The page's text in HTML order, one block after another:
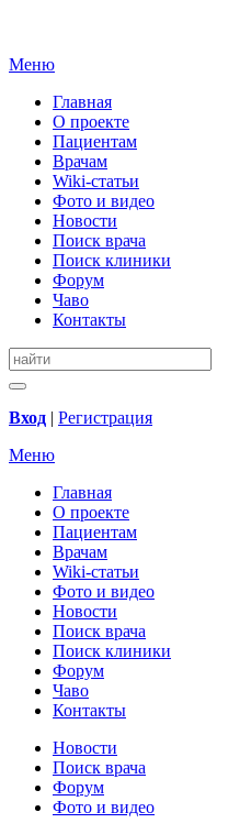
Меню
Главная
О проекте
Пациентам
Врачам
Wiki-статьи
Фото и видео
Новости
Поиск врача
Поиск клиники
Форум
Чаво
Контакты
Вход | Регистрация
Меню
Главная
О проекте
Пациентам
Врачам
Wiki-статьи
Фото и видео
Новости
Поиск врача
Поиск клиники
Форум
Чаво
Контакты
Новости
Поиск врача
Форум
Фото и видео